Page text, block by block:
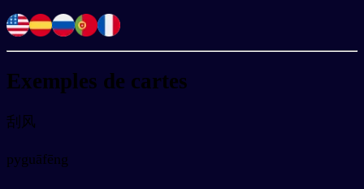
Exemples de cartes
刮风
pyguāfēng